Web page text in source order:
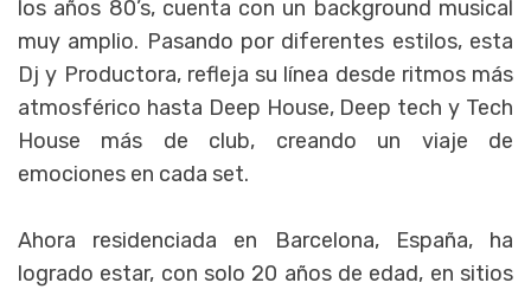
los años 80’s, cuenta con un background musical
muy amplio. Pasando por diferentes estilos, esta
Dj y Productora, refleja su línea desde ritmos más
atmosférico hasta Deep House, Deep tech y Tech
House más de club, creando un viaje de
emociones en cada set.
Ahora residenciada en Barcelona, España, ha
logrado estar, con solo 20 años de edad, en sitios